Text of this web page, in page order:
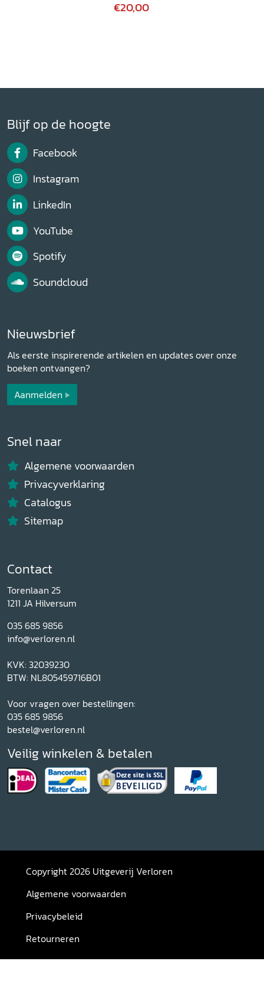
€20,00
Blijf op de hoogte
Facebook
Instagram
LinkedIn
YouTube
Spotify
Soundcloud
Nieuwsbrief
Als eerste inspirerende artikelen en updates over onze
boeken ontvangen?
Aanmelden
Snel naar
Algemene voorwaarden
Privacyverklaring
Catalogus
Sitemap
Contact
Torenlaan 25
1211 JA Hilversum
035 685 9856
info@verloren.nl
KVK: 32039230
BTW: NL805459716B01
Voor vragen over bestellingen:
035 685 9856
bestel@verloren.nl
Veilig winkelen & betalen
Copyright 2026 Uitgeverij Verloren
Algemene voorwaarden
Privacybeleid
Retourneren